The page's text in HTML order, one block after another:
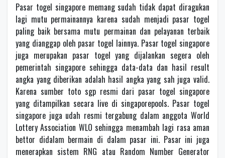
Pasar togel singapore memang sudah tidak dapat diragukan
lagi mutu permainannya karena sudah menjadi pasar togel
paling baik bersama mutu permainan dan pelayanan terbaik
yang dianggap oleh pasar togel lainnya. Pasar togel singapore
juga merupakan pasar togel yang dijalankan segera oleh
pemerintah singapore sehingga data-data dan hasil result
angka yang diberikan adalah hasil angka yang sah juga valid.
Karena sumber toto sgp resmi dari pasar togel singapore
yang ditampilkan secara live di singaporepools. Pasar togel
singapore juga udah resmi tergabung dalam anggota World
Lottery Association WLO sehingga menambah lagi rasa aman
bettor didalam bermain di dalam pasar ini. Pasar ini juga
menerapkan sistem RNG atau Random Number Generator